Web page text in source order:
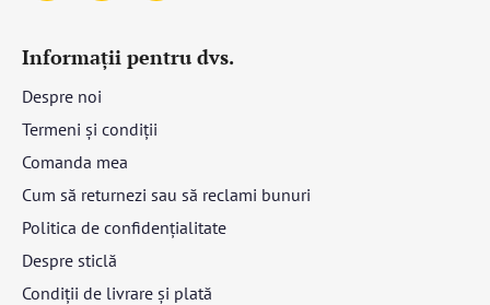
Informații pentru dvs.
Despre noi
Termeni și condiții
Comanda mea
Cum să returnezi sau să reclami bunuri
Politica de confidențialitate
Despre sticlă
Condiții de livrare și plată